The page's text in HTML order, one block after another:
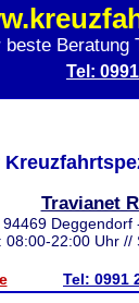
beste Beratung
Tel:
Travianet
94469 Deggendorf
08:00-22:00 Uhr //
Tel: 0991